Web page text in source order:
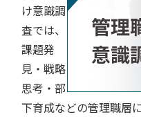
け意識調
査では、
課題発
見・戦略
思考・部
下育成などの管理職層